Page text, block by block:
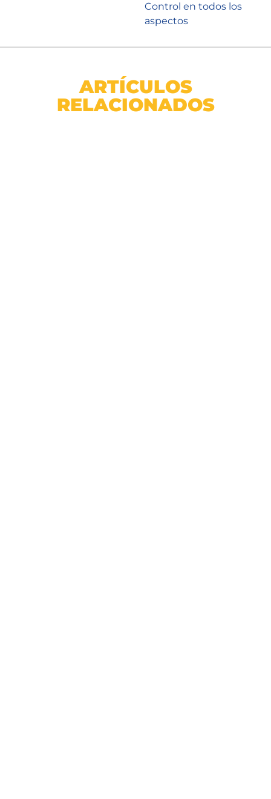
Control en todos los
aspectos
ARTÍCULOS
RELACIONADOS